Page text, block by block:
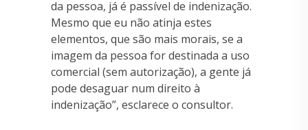
da pessoa, já é passível de indenização.
Mesmo que eu não atinja estes
elementos, que são mais morais, se a
imagem da pessoa for destinada a uso
comercial (sem autorização), a gente já
pode desaguar num direito à
indenização”, esclarece o consultor.